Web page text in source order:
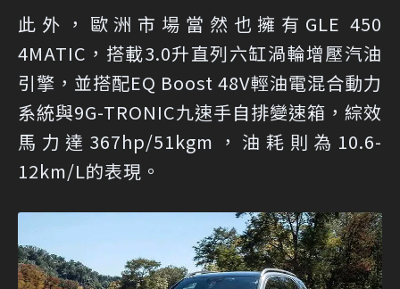
此外，歐洲市場當然也擁有GLE 450
4MATIC，搭載3.0升直列六缸渦輪增壓汽油
引擎，並搭配EQ Boost 48V輕油電混合動力
系統與9G-TRONIC九速手自排變速箱，綜效
馬力達367hp/51kgm，油耗則為10.6-
12km/L的表現。